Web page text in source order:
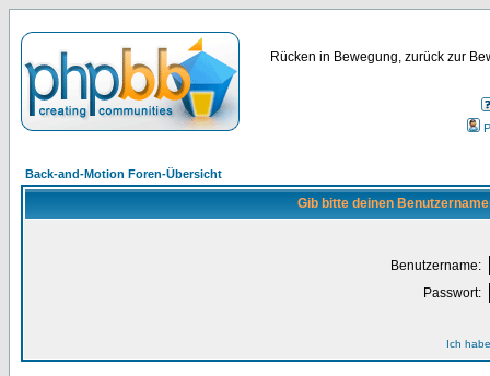
Rücken in Bewegung, zurück zur
Back-and-Motion Foren-Übersicht
Gib bitte deinen
Benutzername:
Passwort:
Ich